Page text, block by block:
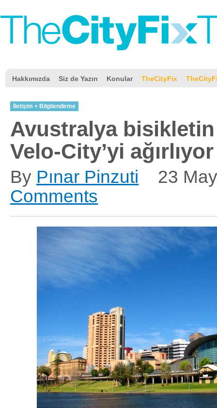
Hakkımızda Siz de Yazın Konular TheCityFix
İletişim + Bilgilendirme
Avustralya
Velo-City’yi ağırlıyor
By Pınar Pinzuti
23
Comments